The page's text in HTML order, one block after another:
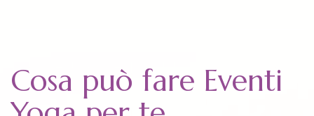
Cosa può fare Eventi